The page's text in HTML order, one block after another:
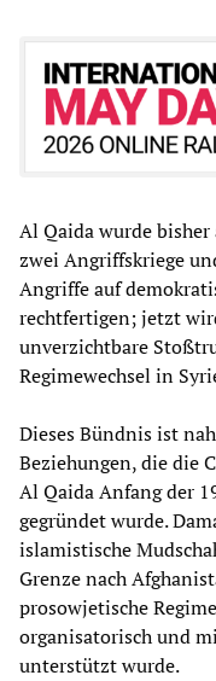
Al Qaida wurde
zwei Angriffskriege
Angriffe auf
rechtfertigen; jetzt
unverzichtbare
Regimewechsel in
Dieses Bündnis ist
Beziehungen, die die
Al Qaida Anfang der
gegründet wurde.
islamistische
Grenze nach
prosowjetische
organisatorisch und
unterstützt wurde.